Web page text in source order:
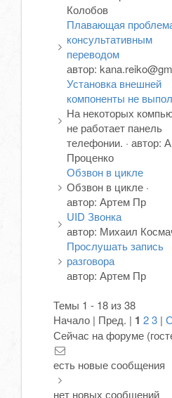
Колобов
Плавающая
консультативным
переводом
автор:
Установка внешней
компоненты не
На некоторых
не работает панель
телефонии. · автор:
Проценко
Обзвон в цикле
Обзвон в цикле ·
автор: Артем Пр
UID Звонка
автор: Михаил
Прослушать запись
разговора
автор: Артем Пр
Темы 1 - 18 из 38
Начало | Пред. | 1 23 |
Сейчас на форуме
есть новые сообщения
нет новых сообщений